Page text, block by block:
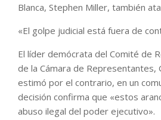
Blanca, Stephen Miller, también
«El golpe judicial está fuera de
El líder demócrata del Comité de
de la Cámara de Representantes,
estimó por el contrario, en un
decisión confirma que «estos
abuso ilegal del poder ejecutivo».